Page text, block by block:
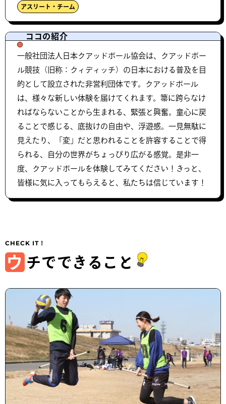
アスリート・チーム
ココの紹介
一般社団法人日本クアッドボール協会は、クアッドボー
ル競技（旧称：クィディッチ）の日本における普及を目
的として設立された非営利団体です。クアッドボール
は、様々な新しい体験を届けてくれます。箒に跨らなけ
ればならないことから生まれる、緊張と興奮。童心に戻
ることで感じる、底抜けの自由や、浮遊感。一見無駄に
見えたり、「変」だと思われることを許容することで得
られる、自分の世界がちょっぴり広がる感覚。是非一
度、クアッドボールを体験してみてください！きっと、
皆様に気に入ってもらえると、私たちは信じています！
ウ チでできること